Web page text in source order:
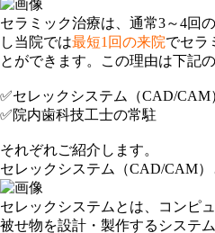
セラミック治療は、 通常3～4回
し当院では最短1回の来院でセラ
とができます。この理由は下記
✅セレックシステム（CAD/CAM
✅院内歯科技工士の常駐
それぞれご紹介します。
セレックシステム（CAD/CAM）
セレックシステムとは、 コンピ
被せ物を設計・製作するシステ